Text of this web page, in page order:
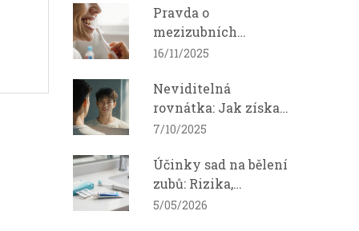
Pravda o
mezizubních
kartáčcích: Proč je
používat správně
16/11/2025
Neviditelná
rovnátka: Jak získat
úsměv a sebevědomí
7/10/2025
Účinky sad na bělení
zubů: Rizika,
výsledky a bezpečné
5/05/2026